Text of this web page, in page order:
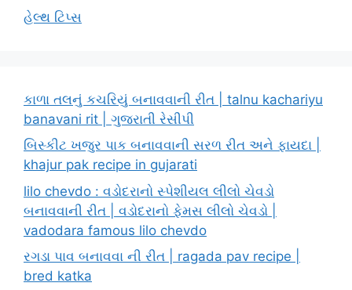
હેલ્થ ટિપ્સ
કાળા તલનું કચરિયું બનાવવાની રીત | talnu kachariyu
banavani rit | ગુજરાતી રેસીપી
બિસ્કીટ ખજુર પાક બનાવવાની સરળ રીત અને ફાયદા |
khajur pak recipe in gujarati
lilo chevdo : વડોદરાનો સ્પેશીયલ લીલો ચેવડો
બનાવવાની રીત | વડોદરાનો ફેમસ લીલો ચેવડો |
vadodara famous lilo chevdo
રગડા પાવ બનાવવા ની રીત | ragada pav recipe |
bred katka